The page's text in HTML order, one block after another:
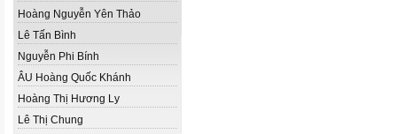
Hoàng Nguyễn Yên Thảo
Lê Tấn Bình
Nguyễn Phi Bính
ÂU Hoàng Quốc Khánh
Hoàng Thị Hương Ly
Lê Thị Chung